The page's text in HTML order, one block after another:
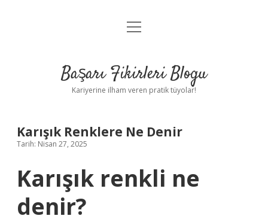
Anasayfa
Yasal Uyarı
menüyü
Başarı Fikirleri Blogu
Kariyerine ilham veren pratik tüyolar!
Karışık Renklere Ne Denir
Tarih: Nisan 27, 2025
Karışık renkli ne
denir?